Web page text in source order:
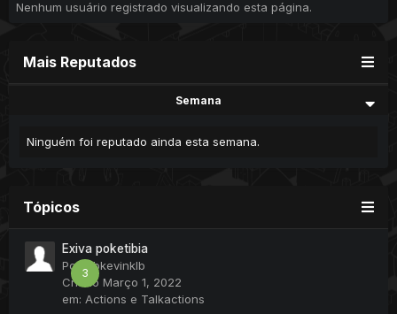
Nenhum usuário registrado visualizando esta página.
Mais Reputados
Semana
Ninguém foi reputado ainda esta semana.
Tópicos
3
Exiva poketibia
Por
klbkevinklb
Criado Março 1, 2022
em: Actions e Talkactions